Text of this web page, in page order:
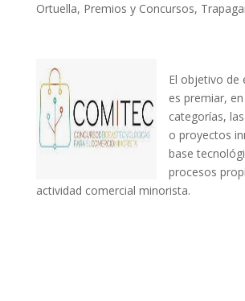
Ortuella, Premios y Concursos,
El objetivo de
es premiar,
categorías,
o proyectos
base
procesos
actividad comercial minorista.